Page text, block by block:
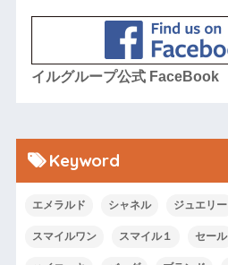
イルグループ公式 FaceBook
Keyword
エメラルド シャネル ジュエリー
スマイルワン スマイル１ セール